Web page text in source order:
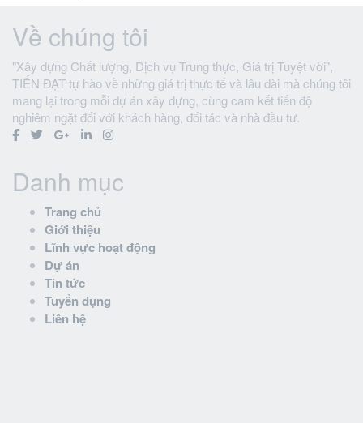
Về chúng tôi
"Xây dựng Chất lượng, Dịch vụ Trung thực, Giá trị Tuyệt vời",
TIẾN ĐẠT tự hào về những giá trị thực tế và lâu dài mà chúng tôi
mang lại trong mỗi dự án xây dựng, cùng cam kết tiến độ
nghiêm ngặt đối với khách hàng, đối tác và nhà đầu tư.
Danh mục
Trang chủ
Giới thiệu
Lĩnh vực hoạt động
Dự án
Tin tức
Tuyển dụng
Liên hệ